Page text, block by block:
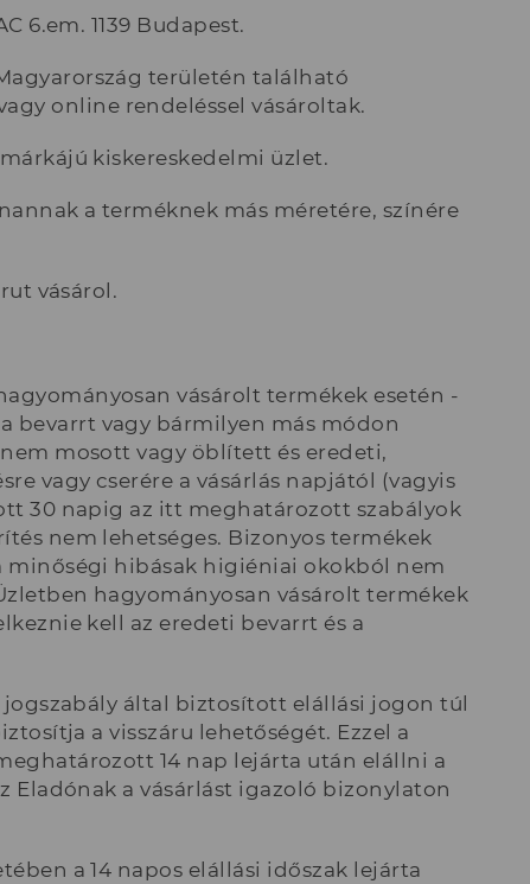
6.em. 1139 Budapest.
területén található
online rendeléssel vásároltak.
kiskereskedelmi üzlet.
a terméknek más méretére, színére
vásárol.
vásárolt termékek esetén -
bevarrt vagy bármilyen más módon
mosott vagy öblített és eredeti,
vagy cserére a vásárlás napjától (vagyis
30 napig az itt meghatározott szabályok
nem lehetséges. Bizonyos termékek
minőségi hibásak higiéniai okokból nem
hagyományosan vásárolt termékek
kell az eredeti bevarrt és a
jogszabály által biztosított elállási jogon túl
a visszáru lehetőségét. Ezzel a
14 nap lejárta után elállni a
Eladónak a vásárlást igazoló bizonylaton
a 14 napos elállási időszak lejárta